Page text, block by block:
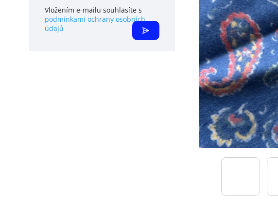
Vložením e-mailu souhlasíte s
podmínkami ochrany osobních
údajů